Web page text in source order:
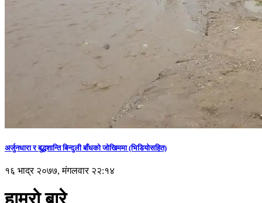
अर्जुनधारा र बुद्धशान्ति बिन्दुली बाँधको जोखिममा (भिडियाेसहित)
१६ भाद्र २०७७, मंगलवार २२:१४